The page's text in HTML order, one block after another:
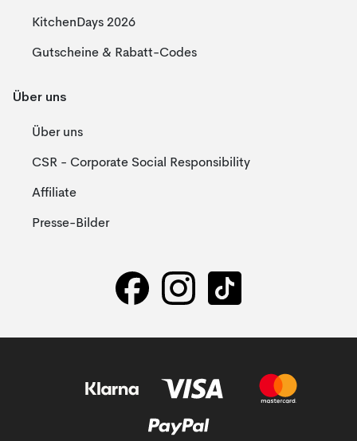
KitchenDays 2026
Gutscheine & Rabatt-Codes
Über uns
Über uns
CSR - Corporate Social Responsibility
Affiliate
Presse-Bilder